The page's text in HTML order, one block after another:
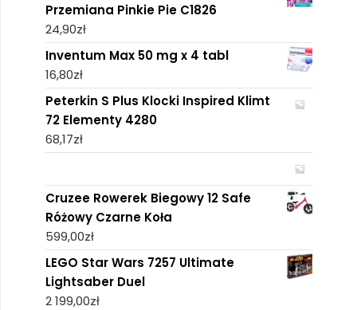
Przemiana Pinkie Pie C1826
24,90zł
Inventum Max 50 mg x 4 tabl
16,80zł
Peterkin S Plus Klocki Inspired Klimt
72 Elementy 4280
68,17zł
Cruzee Rowerek Biegowy 12 Safe
Różowy Czarne Koła
599,00zł
LEGO Star Wars 7257 Ultimate
Lightsaber Duel
2 199,00zł